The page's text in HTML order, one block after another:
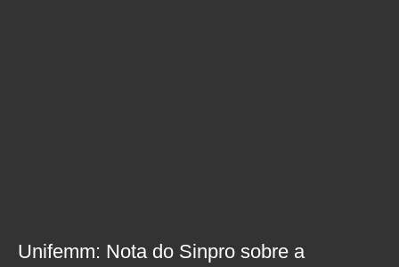
Unifemm: Nota do Sinpro sobre a